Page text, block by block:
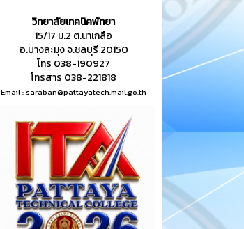
วิทยาลัยเทคนิคพัทยา
15/17 ม.2 ต.นาเกลือ
อ.บางละมุง จ.ชลบุรี 20150
โทร 038-190927
โทรสาร 038-221818
Email : saraban@pattayatech.mail.go.th